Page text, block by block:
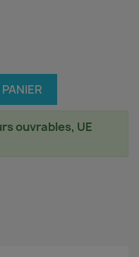
ouvrables, UE